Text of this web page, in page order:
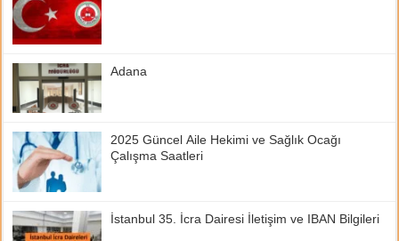
Adana
2025 Güncel Aile Hekimi ve Sağlık Ocağı
Çalışma Saatleri
İstanbul 35. İcra Dairesi İletişim ve IBAN Bilgileri